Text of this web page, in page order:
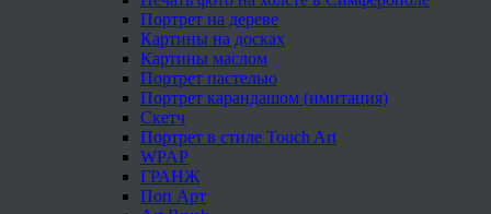
Портрет на дереве
Картины на досках
Картины маслом
Портрет пастелью
Портрет карандашом (имитация)
Скетч
Портрет в стиле Touch Art
WPAP
ГРАНЖ
Поп Арт